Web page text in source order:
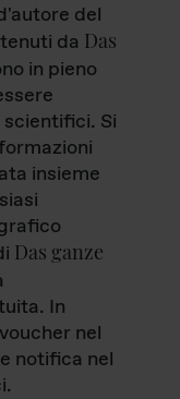
del
da Das
in pieno
Si
insieme
Das ganze
In
nel
notifica nel